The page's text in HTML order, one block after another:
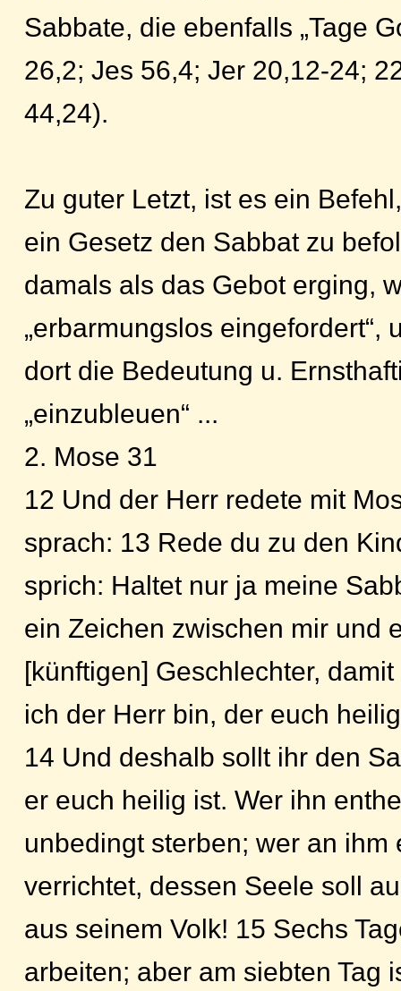
Sabbate, die ebenfalls „Tage
26,2; Jes 56,4; Jer 20,12-24;
44,24).
Zu guter Letzt, ist es ein
ein Gesetz den Sabbat zu
damals als das Gebot erging,
„erbarmungslos eingefordert“,
dort die Bedeutung u.
„einzubleuen“ ...
2. Mose 31
12 Und der Herr redete mit
sprach: 13 Rede du zu den
sprich: Haltet nur ja meine
ein Zeichen zwischen mir und
[künftigen] Geschlechter,
ich der Herr bin, der euch
14 Und deshalb sollt ihr den
er euch heilig ist. Wer ihn
unbedingt sterben; wer an ihm
verrichtet, dessen Seele soll
aus seinem Volk! 15 Sechs
arbeiten; aber am siebten Tag